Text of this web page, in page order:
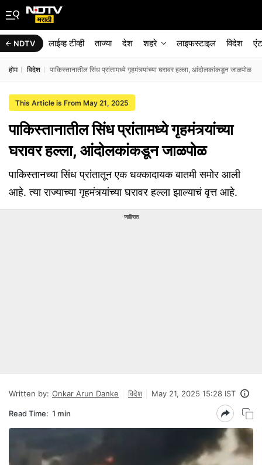
NDTV लाईव्ह टीव्ही ताज्या देश शहरे लाइफस्टाइल विदेश
होम विदेश पाकिस्तानातील सिंध प्रांतामध्ये गृहमंत्र्यांच्या घरावर हल्ला, आंदोलकांकडून जाळपोळ
This Article is From May 21, 2025
पाकिस्तानातील सिंध प्रांतामध्ये गृहमंत्र्यांच्या
घरावर हल्ला, आंदोलकांकडून जाळपोळ
पाकिस्तानच्या सिंध प्रांतातून एक धक्कादायक बातमी समोर आली
आहे. त्या राज्याच्या गृहमंत्र्यांच्या घरावर हल्ला झाल्याचं वृत्त आहे.
जाहिरात
Written by: Onkar Arun Danke विदेश May 21, 2025 15:28 IST
Read Time: 1 min